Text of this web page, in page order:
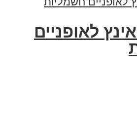
גלגל 13 אינץ לאופניים